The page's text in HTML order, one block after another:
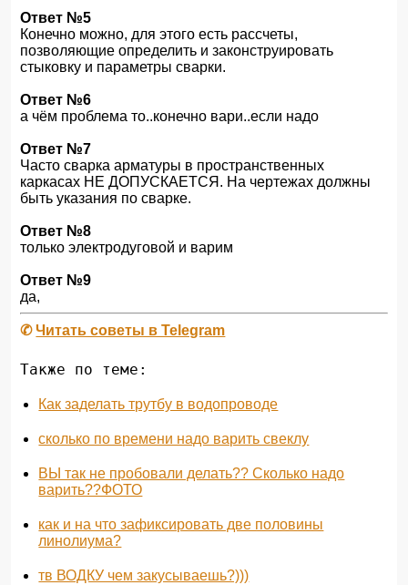
Ответ №5
Конечно можно, для этого есть рассчеты,
позволяющие определить и законструировать
стыковку и параметры сварки.
Ответ №6
а чём проблема то..конечно вари..если надо
Ответ №7
Часто сварка арматуры в пространственных
каркасах НЕ ДОПУСКАЕТСЯ. На чертежах должны
быть указания по сварке.
Ответ №8
только электродуговой и варим
Ответ №9
да,
✆Читать советы в Telegram
Также по теме:
Как заделать трутбу в водопроводе
сколько по времени надо варить свеклу
ВЫ так не пробовали делать?? Сколько надо
варить??ФОТО
как и на что зафиксировать две половины
линолиума?
тв ВОДКУ чем закусываешь?)))